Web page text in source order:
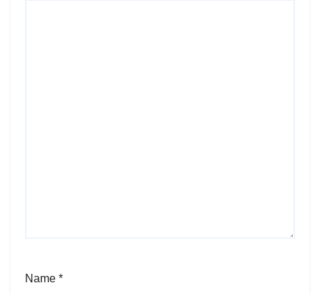
Name *